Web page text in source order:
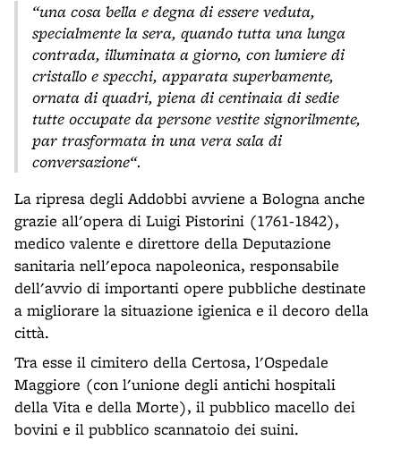
“una cosa bella e degna di essere veduta,
specialmente la sera, quando tutta una lunga
contrada, illuminata a giorno, con lumiere di
cristallo e specchi, apparata superbamente,
ornata di quadri, piena di centinaia di sedie
tutte occupate da persone vestite signorilmente,
par trasformata in una vera sala di
conversazione“.
La ripresa degli Addobbi avviene a Bologna anche
grazie all'opera di Luigi Pistorini (1761-1842),
medico valente e direttore della Deputazione
sanitaria nell'epoca napoleonica, responsabile
dell'avvio di importanti opere pubbliche destinate
a migliorare la situazione igienica e il decoro della
città.
Tra esse il cimitero della Certosa, l'Ospedale
Maggiore (con l'unione degli antichi hospitali
della Vita e della Morte), il pubblico macello dei
bovini e il pubblico scannatoio dei suini.